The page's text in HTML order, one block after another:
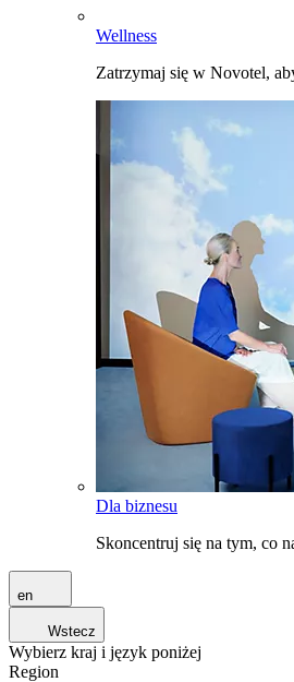
Wellness
Zatrzymaj się w Novotel,
Dla biznesu
Skoncentruj się na tym, co
en
Wstecz
Wybierz kraj i język poniżej
Region